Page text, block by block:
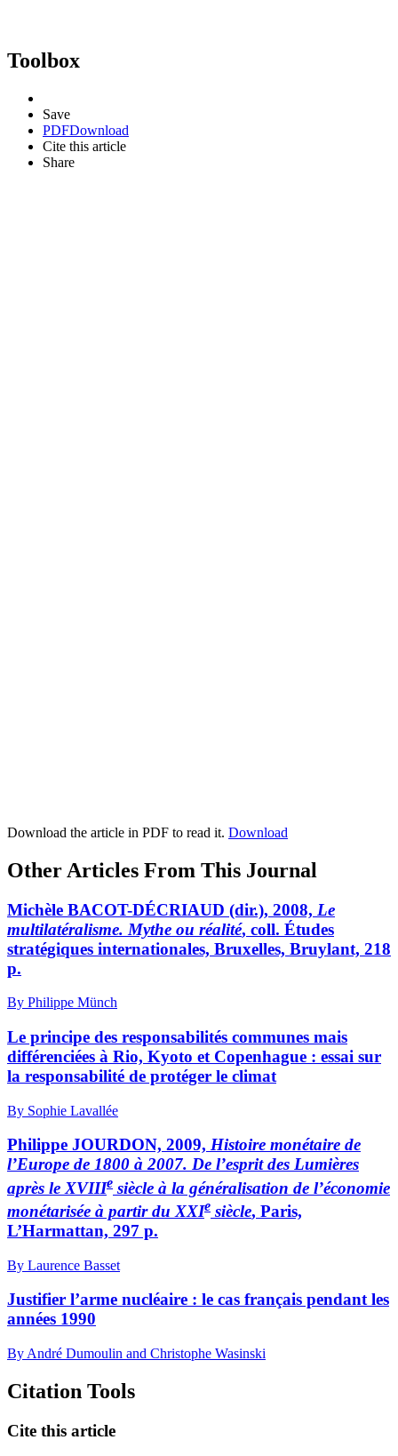
Toolbox
Save
PDFDownload
Cite this article
Share
Download the article in PDF to read it. Download
Other Articles From This Journal
Michèle BACOT-DÉCRIAUD (dir.), 2008, Le
multilatéralisme. Mythe ou réalité, coll. Études
stratégiques internationales, Bruxelles, Bruylant, 218
p.
By Philippe Münch
Le principe des responsabilités communes mais
différenciées à Rio, Kyoto et Copenhague : essai sur
la responsabilité de protéger le climat
By Sophie Lavallée
Philippe JOURDON, 2009, Histoire monétaire de
l’Europe de 1800 à 2007. De l’esprit des Lumières
après le XVIIIe siècle à la généralisation de l’économie
monétarisée à partir du XXIe siècle, Paris,
L’Harmattan, 297 p.
By Laurence Basset
Justifier l’arme nucléaire : le cas français pendant les
années 1990
By André Dumoulin and Christophe Wasinski
Citation Tools
Cite this article